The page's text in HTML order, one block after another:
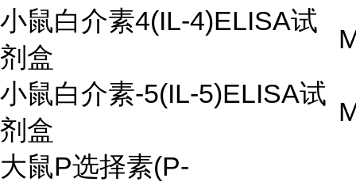
小鼠白介素4(IL-4)ELISA试
剂盒
小鼠白介素-5(IL-5)ELISA试
剂盒
大鼠P选择素(P-